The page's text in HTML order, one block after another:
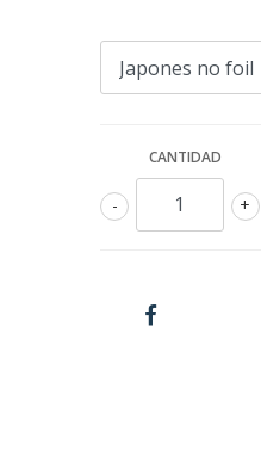
CANTIDAD
+
-